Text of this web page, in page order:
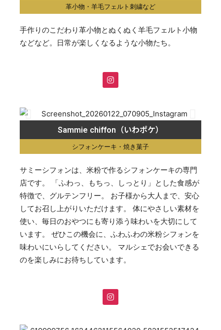
革小物・羊毛フェルト刺繍など
手作りのこだわり革小物とぬくぬく羊毛フェルト小物
などなど。日常が楽しくなるような小物たち。
Sammie chiffon（いわポケ）
シフォンケーキ・焼き菓子
サミーシフォンは、米粉で作るシフォンケーキの専門
店です。 「ふわっ、もちっ、しっとり」とした食感が
特徴で、グルテンフリー。 お子様から大人まで、安心
してお召し上がりいただけます。 体にやさしい素材を
使い、毎日のおやつにも寄り添う味わいを大切にして
います。 ぜひこの機会に、ふわふわの米粉シフォンを
味わいにいらしてください。 マルシェでお会いできる
のを楽しみにお待ちしています。